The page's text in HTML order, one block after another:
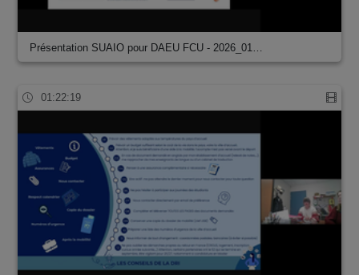
Présentation SUAIO pour DAEU FCU - 2026_01…
01:22:19